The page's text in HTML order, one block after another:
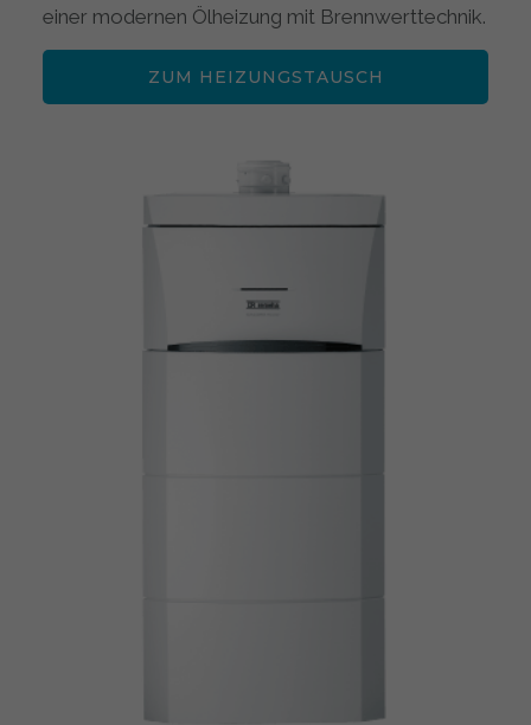
einer modernen Ölheizung mit Brennwerttechnik.
ZUM HEIZUNGSTAUSCH